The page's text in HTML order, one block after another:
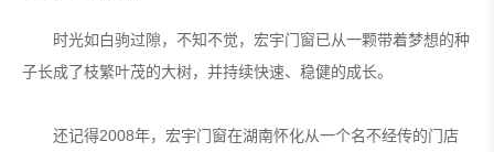
时光如白驹过隙，不知不觉，宏宇门窗已从一颗带着梦想的种
子长成了枝繁叶茂的大树，并持续快速、稳健的成长。
还记得2008年，宏宇门窗在湖南怀化从一个名不经传的门店